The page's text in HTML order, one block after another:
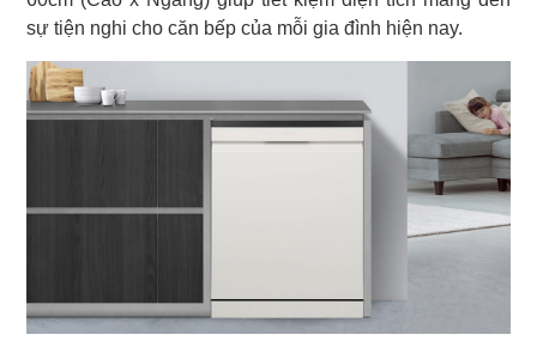
sự tiện nghi cho căn bếp của mỗi gia đình hiện nay.